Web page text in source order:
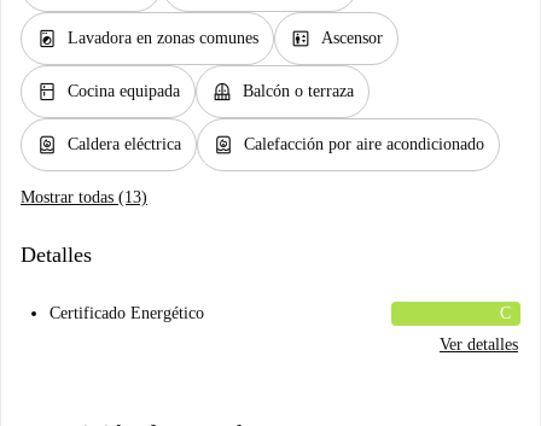
local_laundry_service Lavadora en zonas comunes elevator Ascensor
kitchen Cocina equipada balcony Balcón o terraza
water_heater Caldera eléctrica water_heater Calefacción por aire acondicionado
Mostrar todas (13)
Detalles
Certificado Energético
C
Ver detalles